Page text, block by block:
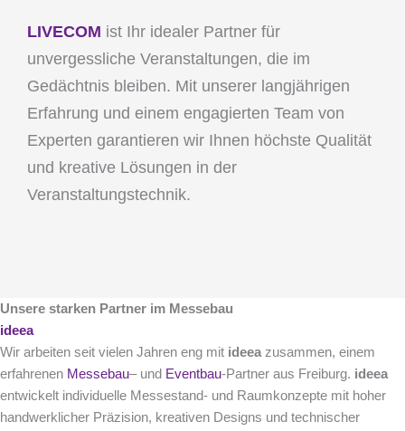
LIVECOM ist Ihr idealer Partner für
unvergessliche Veranstaltungen, die im
Gedächtnis bleiben. Mit unserer langjährigen
Erfahrung und einem engagierten Team von
Experten garantieren wir Ihnen höchste Qualität
und kreative Lösungen in der
Veranstaltungstechnik.
Unsere starken Partner im Messebau
ideea
Wir arbeiten seit vielen Jahren eng mit ideeazusammen, einem
erfahrenen Messebau– und Eventbau-Partner aus Freiburg. ideea
entwickelt individuelle Messestand- und Raumkonzepte mit hoher
handwerklicher Präzision, kreativen Designs und technischer